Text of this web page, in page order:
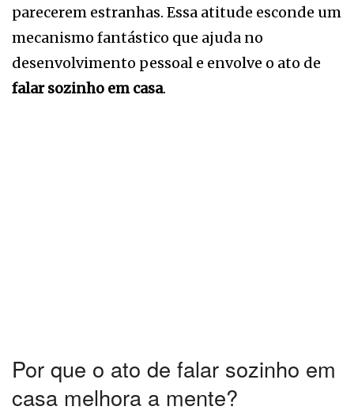
parecerem estranhas. Essa atitude esconde um
mecanismo fantástico que ajuda no
desenvolvimento pessoal e envolve o ato de
falar sozinho em casa.
Por que o ato de falar sozinho em
casa melhora a mente?